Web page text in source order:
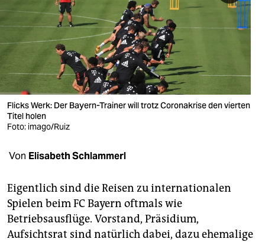
berlin
nord
wahrheit
verlag
verlag
shop
fragen & hilfe
unterstützen
abo
Flicks Werk: Der Bayern-Trainer will trotz Coronakrise den vierten
Titel holen
Foto: imago/Ruiz
Von Elisabeth Schlammerl
Eigentlich sind die Reisen zu internationalen
Spielen beim FC Bayern oftmals wie
Betriebsausflüge. Vorstand, Präsidium,
Aufsichtsrat sind natürlich dabei, dazu ehemalige